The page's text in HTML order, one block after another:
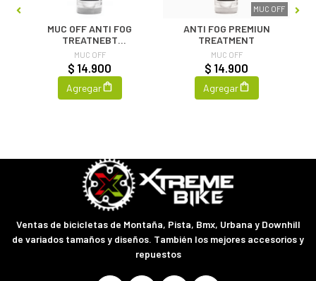
MUC OFF ANTI FOG
TREATNEBT
ANTIEMPAÑANTE
MUC OFF
$ 14.900
Agregar
MUC OFF
ANTI FOG PREMIUN
TREATMENT
MUC OFF
$ 14.900
Agregar
Ventas de bicicletas de Montaña, Pista, Bmx, Urbana y Downhill
de variados tamaños y diseños. También los mejores accesorios y
repuestos